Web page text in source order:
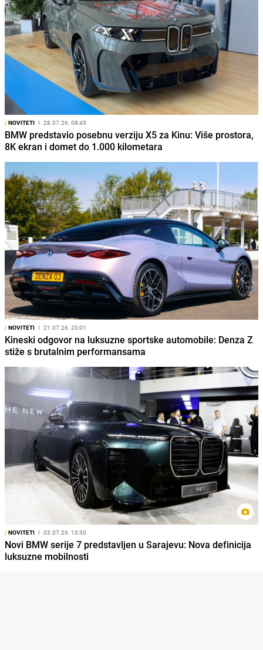
/NOVITETI I 28.07.26. 08:45
BMW predstavio posebnu verziju X5 za Kinu: Više prostora,
8K ekran i domet do 1.000 kilometara
/NOVITETI I 21.07.26. 20:01
Kineski odgovor na luksuzne sportske automobile: Denza Z
stiže s brutalnim performansama
/NOVITETI I 03.07.26. 13:30
Novi BMW serije 7 predstavljen u Sarajevu: Nova definicija
luksuzne mobilnosti